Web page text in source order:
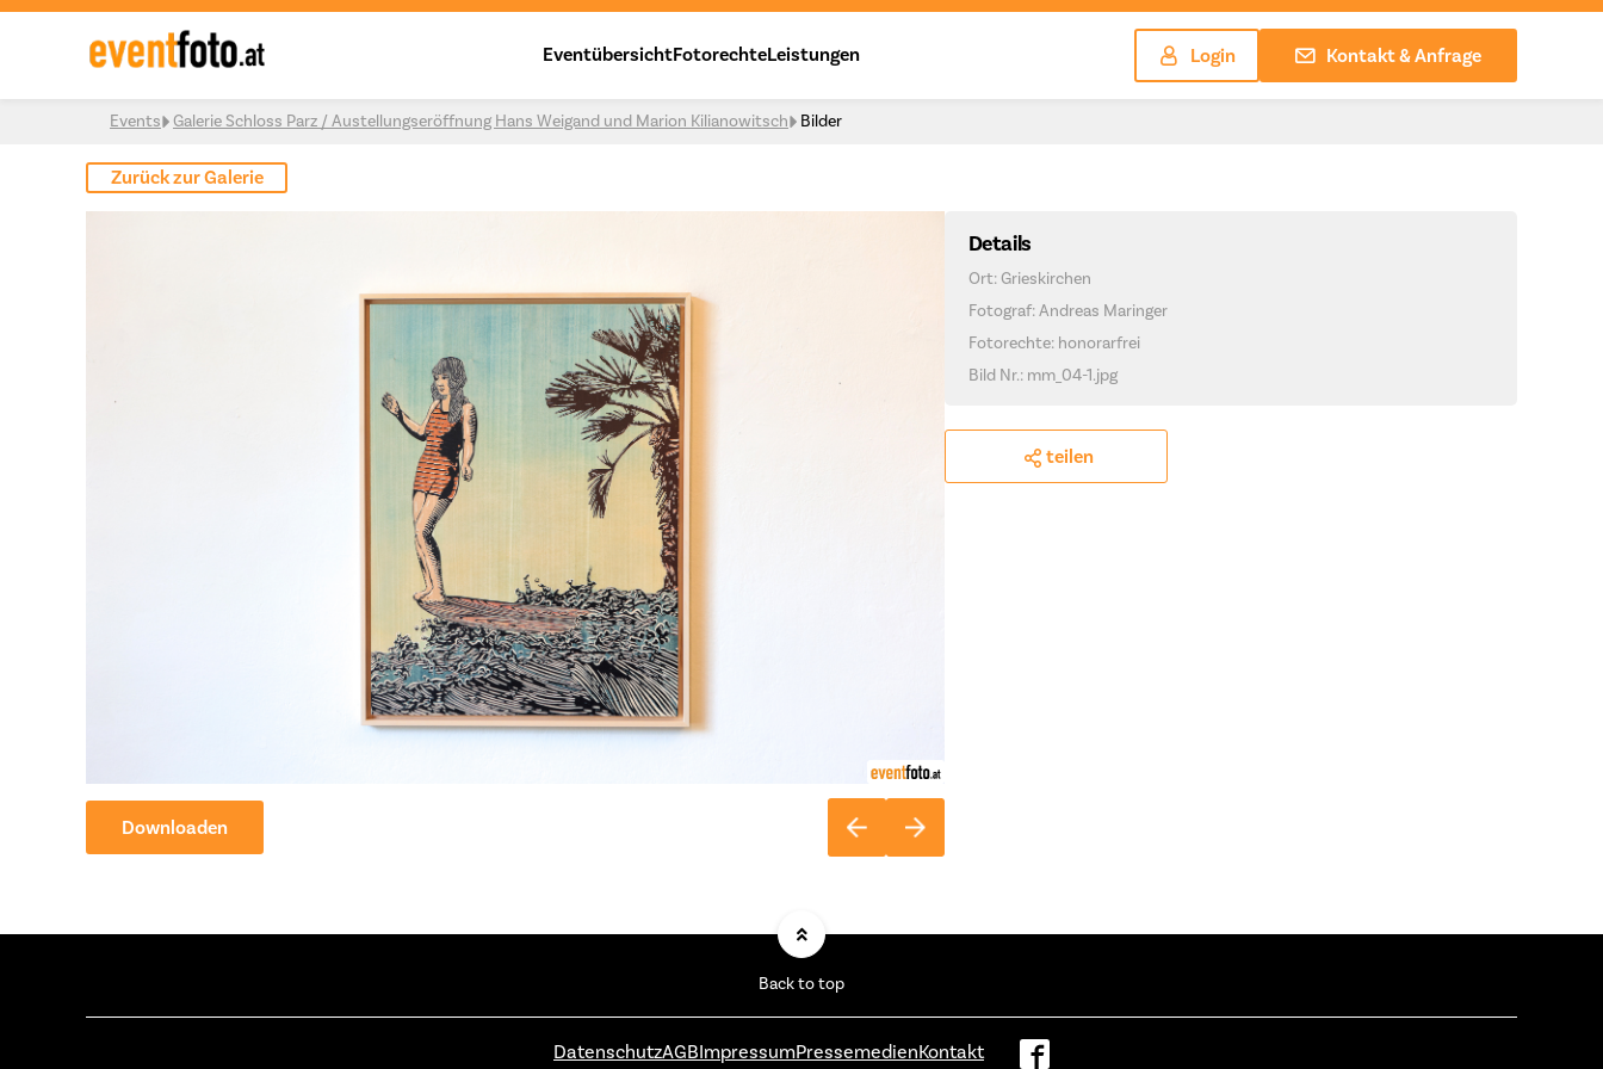
Skip to content
EventübersichtFotorechteLeistungen Login Kontakt & Anfrage
Events Galerie Schloss Parz / Austellungseröffnung Hans Weigand und Marion Kilianowitsch Bilder
Zurück zur Galerie
Downloaden
Details
Ort: Grieskirchen
Fotograf: Andreas Maringer
Fotorechte: honorarfrei
Bild Nr.: mm_04-1.jpg
teilen
Back to top
DatenschutzAGBImpressumPressemedienKontakt